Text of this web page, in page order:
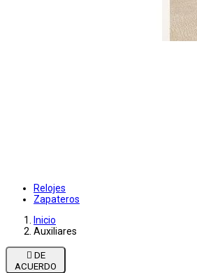
Relojes
Zapateros
Inicio
Auxiliares

ACUERDO